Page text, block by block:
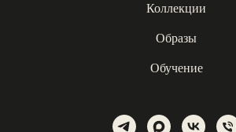
Коллекции
Образы
Обучение